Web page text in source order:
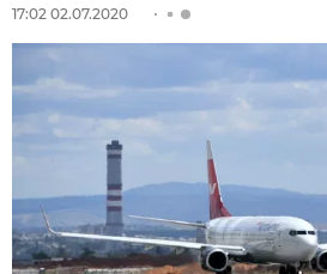
17:02 02.07.2020